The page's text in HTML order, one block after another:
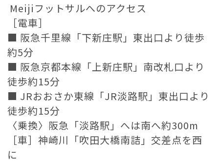
Meijiフットサルへのアクセス
［電車］
■ 阪急千里線「下新庄駅」東出口より徒歩
約5分
■ 阪急京都本線「上新庄駅」南改札口より
徒歩約15分
■ JRおおさか東線「JR淡路駅」東出口より
徒歩約15分
〈乗換〉阪急「淡路駅」へは南へ約300m
［車］神崎川「吹田大橋南詰」交差点を西
に